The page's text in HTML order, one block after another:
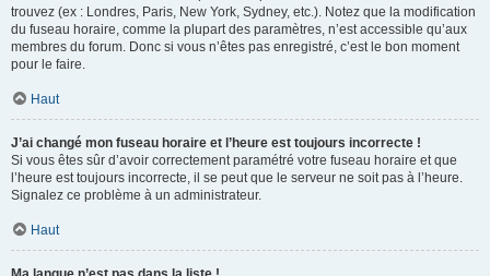
trouvez (ex : Londres, Paris, New York, Sydney, etc.). Notez que la modification
du fuseau horaire, comme la plupart des paramètres, n’est accessible qu’aux
membres du forum. Donc si vous n’êtes pas enregistré, c’est le bon moment
pour le faire.
Haut
J’ai changé mon fuseau horaire et l’heure est toujours incorrecte !
Si vous êtes sûr d’avoir correctement paramétré votre fuseau horaire et que
l’heure est toujours incorrecte, il se peut que le serveur ne soit pas à l’heure.
Signalez ce problème à un administrateur.
Haut